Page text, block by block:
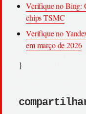
Verifique no Bing:
chips TSMC
Verifique no
em março de 2026
}